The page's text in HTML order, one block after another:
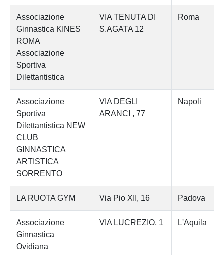
Associazione
Ginnastica KINES
ROMA
Associazione
Sportiva
Dilettantistica
VIA TENUTA DI
S.AGATA 12
Roma
Associazione
Sportiva
Dilettantistica NEW
CLUB
GINNASTICA
ARTISTICA
SORRENTO
VIA DEGLI
ARANCI , 77
Napoli
LA RUOTA GYM Via Pio XII, 16 Padova
Associazione
Ginnastica
Ovidiana
VIA LUCREZIO, 1 L'Aquila